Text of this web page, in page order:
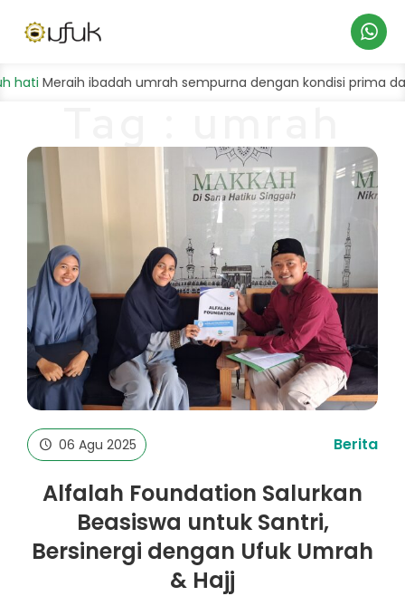
Meraih ibadah umrah sempurna dengan kondisi prima dan
sambil
bersedekah
06 Agu 2025 Berita
Alfalah Foundation Salurkan
Beasiswa untuk Santri,
Bersinergi dengan Ufuk Umrah
& Hajj